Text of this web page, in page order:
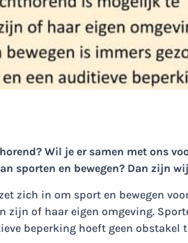
Wil je er samen met ons
sporten en bewegen? Dan zijn
zich in om sport en bewegen
zijn of haar eigen omgeving.
beperking hoeft geen obstakel